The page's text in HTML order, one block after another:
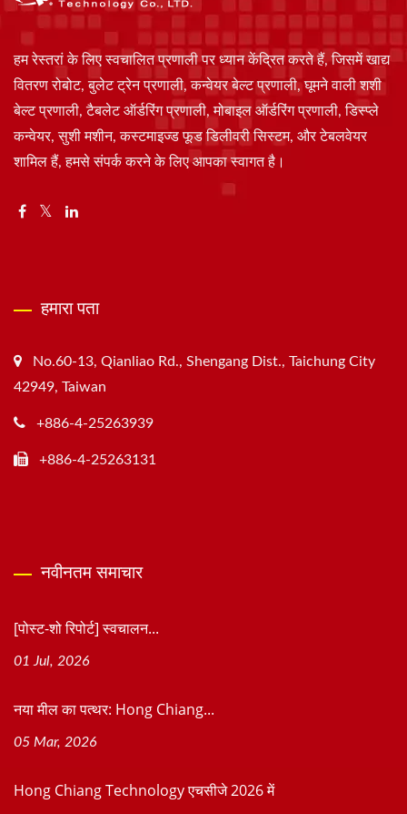
हम रेस्तरां के लिए स्वचालित प्रणाली पर ध्यान केंद्रित करते हैं, जिसमें खाद्य
वितरण रोबोट, बुलेट ट्रेन प्रणाली, कन्वेयर बेल्ट प्रणाली, घूमने वाली शशी
बेल्ट प्रणाली, टैबलेट ऑर्डरिंग प्रणाली, मोबाइल ऑर्डरिंग प्रणाली, डिस्प्ले
कन्वेयर, सुशी मशीन, कस्टमाइज्ड फूड डिलीवरी सिस्टम, और टेबलवेयर
शामिल हैं, हमसे संपर्क करने के लिए आपका स्वागत है।
हमारा पता
No.60-13, Qianliao Rd., Shengang Dist., Taichung City
42949, Taiwan
+886-4-25263939
+886-4-25263131
नवीनतम समाचार
[पोस्ट-शो रिपोर्ट] स्वचालन...
01 Jul, 2026
नया मील का पत्थर: Hong Chiang...
05 Mar, 2026
Hong Chiang Technology एचसीजे 2026 में